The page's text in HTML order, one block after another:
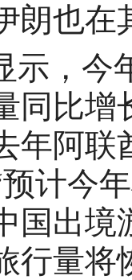
朗也在
示，今
同比
年阿联
计今
国出境
行量将